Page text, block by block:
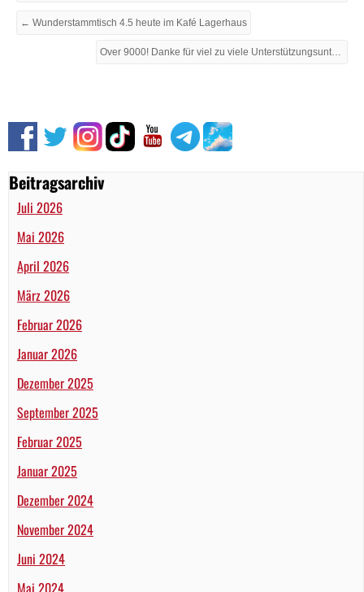
Beitragsarchiv
Juli 2026
Mai 2026
April 2026
März 2026
Februar 2026
Januar 2026
Dezember 2025
September 2025
Februar 2025
Januar 2025
Dezember 2024
November 2024
Juni 2024
Mai 2024
← Wunderstammtisch 4.5 heute im Kafé Lagerhaus
Over 9000! Danke für viel zu viele Unterstützungsunterschriften! →